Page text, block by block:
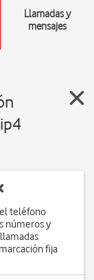
Llamadas y
mensajes
teléfono
números y
fija